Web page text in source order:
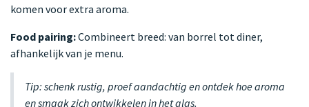
komen voor extra aroma.
Food pairing:Combineert breed: van borrel tot diner,
afhankelijk van je menu.
Tip: schenk rustig, proef aandachtig en ontdek hoe aroma
en smaak zich ontwikkelen in het glas.